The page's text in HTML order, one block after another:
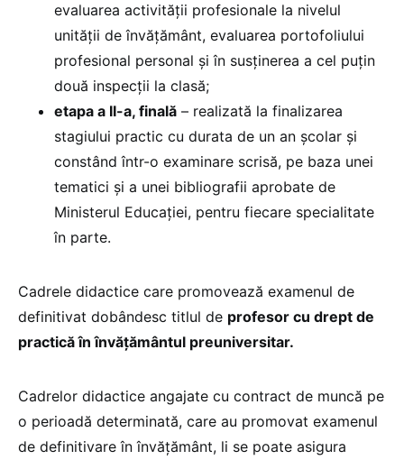
evaluarea activităţii profesionale la nivelul
unităţii de învăţământ, evaluarea portofoliului
profesional personal şi în susţinerea a cel puţin
două inspecţii la clasă;
etapa a II-a, finală – realizată la finalizarea
stagiului practic cu durata de un an şcolar şi
constând într-o examinare scrisă, pe baza unei
tematici şi a unei bibliografii aprobate de
Ministerul Educaţiei, pentru fiecare specialitate
în parte.
Cadrele didactice care promovează examenul de
definitivat dobândesc titlul de profesor cu drept de
practică în învăţământul preuniversitar.
Cadrelor didactice angajate cu contract de muncă pe
o perioadă determinată, care au promovat examenul
de definitivare în învăţământ, li se poate asigura